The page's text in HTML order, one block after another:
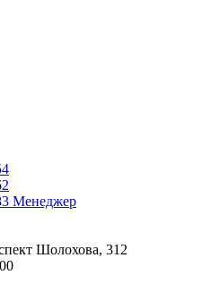
Менеджер
Шолохова, 312